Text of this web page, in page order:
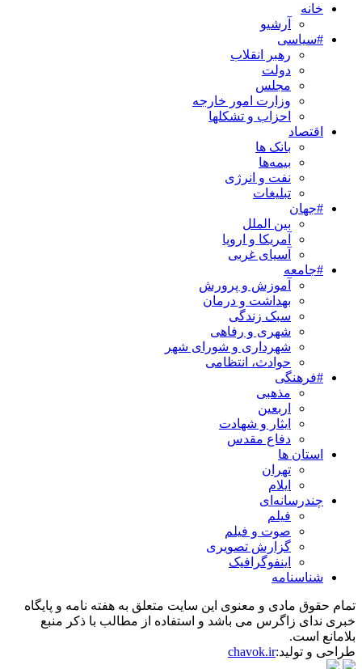
خانه
آرشیو
#سیاسی
رهبر انقلاب
دولت
مجلس
وزارت امور خارجه
احزاب و تشکلها
اقتصاد
بانک ها
بیمه‌ها
نفت و انرژی
تبلیغات
#جهان
بین الملل
آمریکا و اروپا
آسیای غربی
#جامعه
آموزش و پرورش
بهداشت و درمان
سبک زندگی
شهری و رفاهی
شهرداری و شورای شهر
حوادث، انتظامی
#فرهنگی
مذهبی
اربعین
ایثار و شهادت
دفاع مقدس
استان ها
تهران
ایلام
چندرسانه‌ای
فیلم
صوت و فیلم
گزارش تصویری
اینفوگرافیک
شناسنامه
تمام حقوق مادی و معنوی این سایت متعلق به هفته نامه و پایگاه
خبری ندای زاگرس می باشد و استفاده از مطالب با ذکر منبع
بلامانع است.
طراحی و تولید:chavok.ir